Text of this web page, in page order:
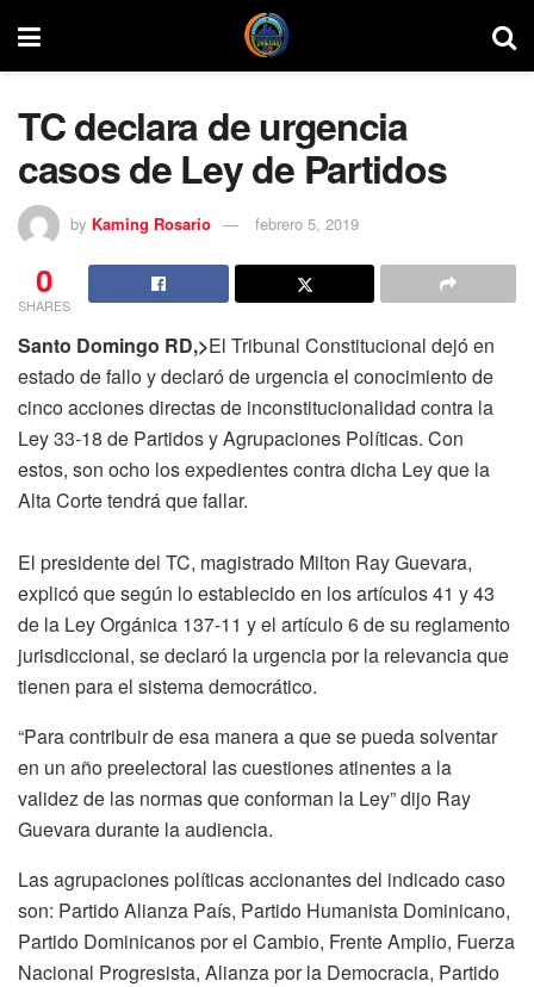
TC declara de urgencia
casos de Ley de Partidos
by Kaming Rosario febrero 5, 2019
0
SHARES
Santo Domingo RD,>El Tribunal Constitucional dejó en
estado de fallo y declaró de urgencia el conocimiento de
cinco acciones directas de inconstitucionalidad contra la
Ley 33-18 de Partidos y Agrupaciones Políticas. Con
estos, son ocho los expedientes contra dicha Ley que la
Alta Corte tendrá que fallar.
El presidente del TC, magistrado Milton Ray Guevara,
explicó que según lo establecido en los artículos 41 y 43
de la Ley Orgánica 137-11 y el artículo 6 de su reglamento
jurisdiccional, se declaró la urgencia por la relevancia que
tienen para el sistema democrático.
“Para contribuir de esa manera a que se pueda solventar
en un año preelectoral las cuestiones atinentes a la
validez de las normas que conforman la Ley” dijo Ray
Guevara durante la audiencia.
Las agrupaciones políticas accionantes del indicado caso
son: Partido Alianza País, Partido Humanista Dominicano,
Partido Dominicanos por el Cambio, Frente Amplio, Fuerza
Nacional Progresista, Alianza por la Democracia, Partido